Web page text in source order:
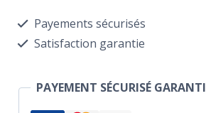
014
Payements sécurisés
Satisfaction garantie
PAYEMENT SÉCURISÉ GARANTI